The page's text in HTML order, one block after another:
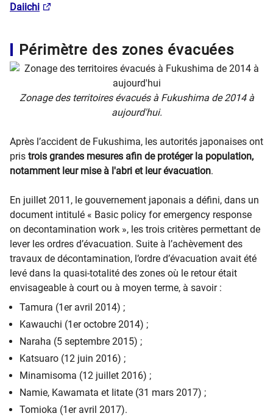
Daiichi
Périmètre des zones évacuées
Zonage des territoires évacués à Fukushima de 2014 à
aujourd'hui.
Après l’accident de Fukushima, les autorités japonaises ont
pris trois grandes mesures afin de protéger la population,
notamment leur mise à l'abri et leur évacuation.
En juillet 2011, le gouvernement japonais a défini, dans un
document intitulé « Basic policy for emergency response
on decontamination work », les trois critères permettant de
lever les ordres d’évacuation. Suite à l’achèvement des
travaux de décontamination, l’ordre d’évacuation avait été
levé dans la quasi-totalité des zones où le retour était
envisageable à court ou à moyen terme, à savoir :
Tamura (1er avril 2014) ;
Kawauchi (1er octobre 2014) ;
Naraha (5 septembre 2015) ;
Katsuaro (12 juin 2016) ;
Minamisoma (12 juillet 2016) ;
Namie, Kawamata et Iitate (31 mars 2017) ;
Tomioka (1er avril 2017).